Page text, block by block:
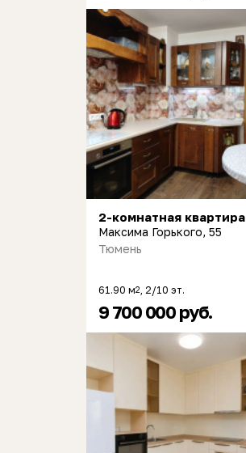
2-комнатная квартира
Максима Горького, 55
Тюмень
61.90 м2 , 2/10 эт.
9 700 000 руб.